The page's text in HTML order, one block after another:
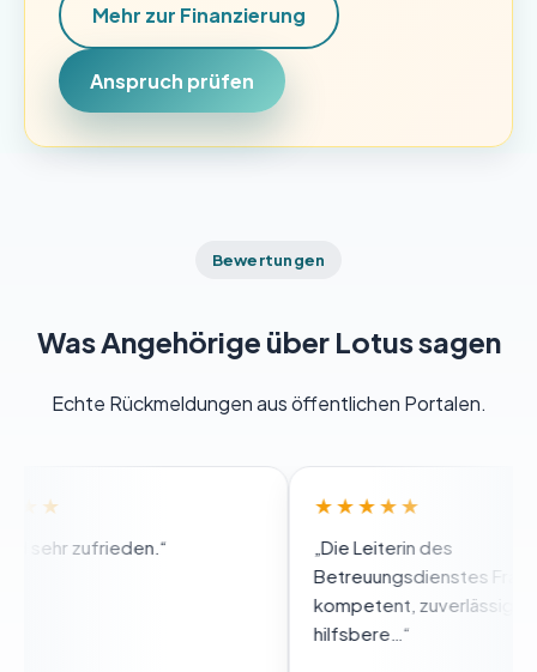
Mehr zur Finanzierung
Anspruch prüfen
Bewertungen
Was Angehörige über Lotus sagen
Echte Rückmeldungen aus öffentlichen Portalen.
zufrieden.“
★★★★★
„Die Leiterin des
Betreuungsdienstes Frau
kompetent, zuverlässig,
hilfsbere…“